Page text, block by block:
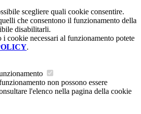
scegliere quali cookie consentire.
che consentono il funzionamento della
disabilitarli.
i cookie necessari al funzionamento potete
.
non possono essere
l'elenco nella pagina della cookie